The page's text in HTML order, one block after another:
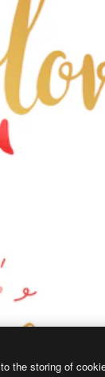
the storing of